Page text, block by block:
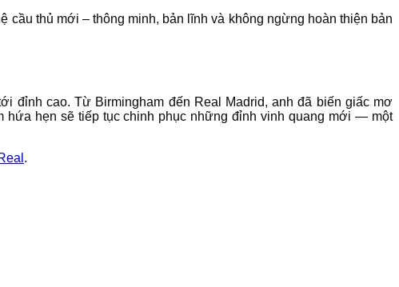
thủ mới – thông minh, bản lĩnh và không ngừng hoàn thiện bản
đỉnh cao. Từ Birmingham đến Real Madrid, anh đã biến giấc mơ
hứa hẹn sẽ tiếp tục chinh phục những đỉnh vinh quang mới — một
.